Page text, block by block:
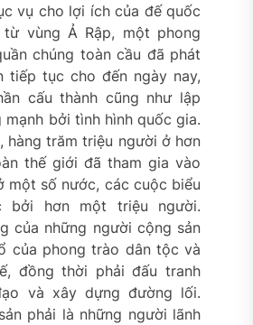
vụ cho lợi ích của đế quốc
vùng Ả Rập, một phong
chúng toàn cầu đã phát
tiếp tục cho đến ngày nay,
cấu thành cũng như lập
bởi tình hình quốc gia.
hàng trăm triệu người ở hơn
thế giới đã tham gia vào
một số nước, các cuộc biểu
bởi hơn một triệu người.
của những người cộng sản
của phong trào dân tộc và
đồng thời phải đấu tranh
và xây dựng đường lối.
phải là những người lãnh